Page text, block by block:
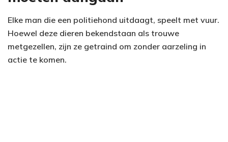
Elke man die een politiehond uitdaagt, speelt met vuur.
Hoewel deze dieren bekendstaan als trouwe
metgezellen, zijn ze getraind om zonder aarzeling in
actie te komen.